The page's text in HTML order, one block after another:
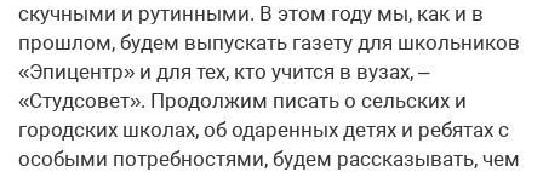
скучными и рутинными. В этом году мы, как и в
прошлом, будем выпускать газету для школьников
«Эпицентр» и для тех, кто учится в вузах, –
«Студсовет». Продолжим писать о сельских и
городских школах, об одаренных детях и ребятах с
особыми потребностями, будем рассказывать, чем